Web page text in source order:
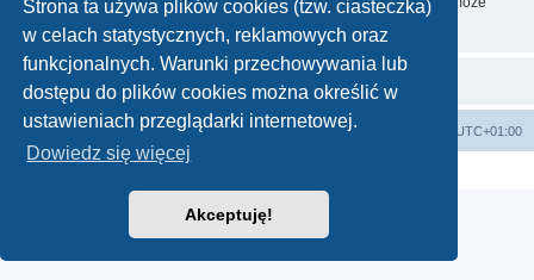
Strona ta używa plików cookies (tzw. ciasteczka)
w celach statystycznych, reklamowych oraz
funkcjonalnych. Warunki przechowywania lub
dostępu do plików cookies można określić w
ustawieniach przeglądarki internetowej.
Dowiedz się więcej
Akceptuję!
dojść do kradzieży danych.
Strona główna KLUBU FORUM UTC+01:00
Technologię dostarcza